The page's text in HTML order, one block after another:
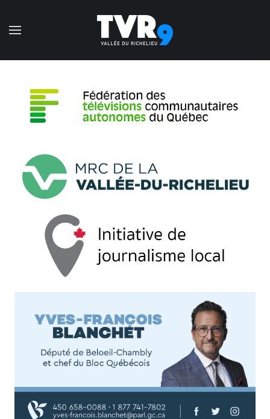
Accéder au contenu principal